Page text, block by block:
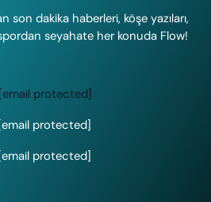
son dakika haberleri, köşe yazıları,
seyahate her konuda Flow!
[email protected]
protected]
protected]